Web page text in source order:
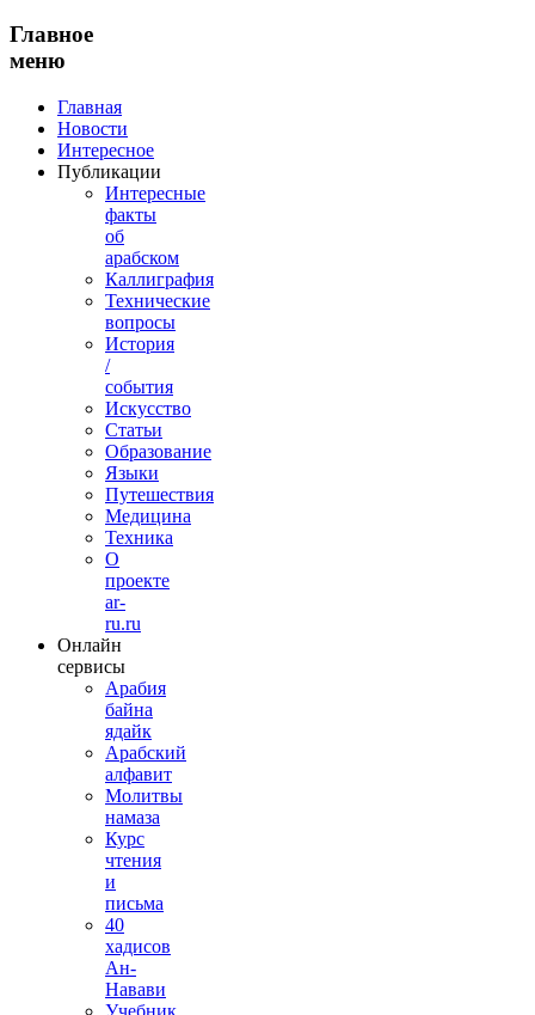
Главное
меню
Главная
Новости
Интересное
Публикации
Интересные
факты
об
арабском
Каллиграфия
Технические
вопросы
История
/
события
Искусство
Статьи
Образование
Языки
Путешествия
Медицина
Техника
О
проекте
ar-
ru.ru
Онлайн
сервисы
Арабия
байна
ядайк
Арабский
алфавит
Молитвы
намаза
Курс
чтения
и
письма
40
хадисов
Ан-
Навави
Учебник